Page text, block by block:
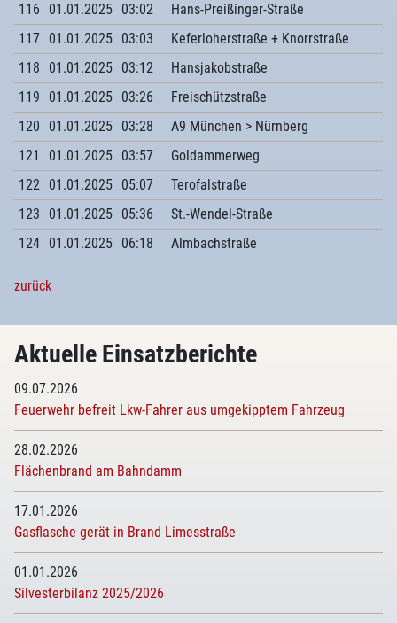
116
01.01.2025 03:02
Hans-Preißinger-Straße
117 01.01.2025 03:03
Keferloherstraße + Knorrstraße
118
01.01.2025 03:12
Hansjakobstraße
119
01.01.2025 03:26
Freischützstraße
120
01.01.2025 03:28
A9 München > Nürnberg
121
01.01.2025 03:57
Goldammerweg
122 01.01.2025 05:07
Terofalstraße
123
01.01.2025 05:36
St.-Wendel-Straße
124 01.01.2025 06:18 Almbachstraße
zurück
Aktuelle Einsatzberichte
09.07.2026
Feuerwehr befreit Lkw-Fahrer aus umgekipptem Fahrzeug
28.02.2026
Flächenbrand am Bahndamm
17.01.2026
Gasflasche gerät in Brand Limesstraße
01.01.2026
Silvesterbilanz 2025/2026